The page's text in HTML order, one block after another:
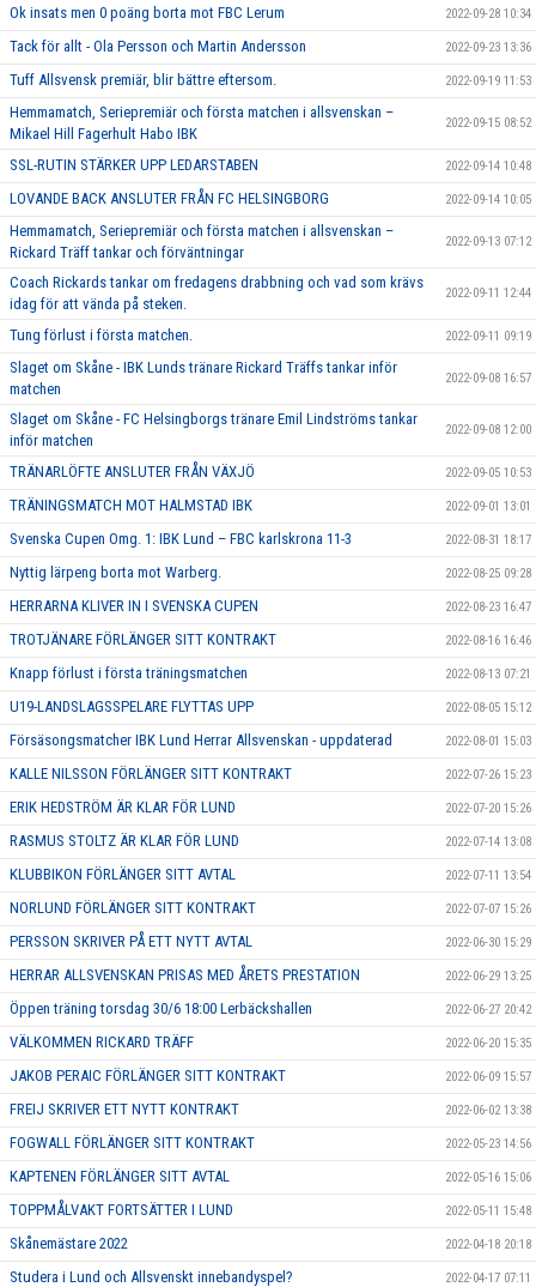
Ok insats men 0 poäng borta mot FBC Lerum 2022-09-28 10:34
Tack för allt - Ola Persson och Martin Andersson 2022-09-23 13:36
Tuff Allsvensk premiär, blir bättre eftersom. 2022-09-19 11:53
Hemmamatch, Seriepremiär och första matchen i allsvenskan –
Mikael Hill Fagerhult Habo IBK
2022-09-15 08:52
SSL-RUTIN STÄRKER UPP LEDARSTABEN 2022-09-14 10:48
LOVANDE BACK ANSLUTER FRÅN FC HELSINGBORG 2022-09-14 10:05
Hemmamatch, Seriepremiär och första matchen i allsvenskan –
Rickard Träff tankar och förväntningar
2022-09-13 07:12
Coach Rickards tankar om fredagens drabbning och vad som krävs
idag för att vända på steken.
2022-09-11 12:44
Tung förlust i första matchen. 2022-09-11 09:19
Slaget om Skåne - IBK Lunds tränare Rickard Träffs tankar inför
matchen
2022-09-08 16:57
Slaget om Skåne - FC Helsingborgs tränare Emil Lindströms tankar
inför matchen
2022-09-08 12:00
TRÄNARLÖFTE ANSLUTER FRÅN VÄXJÖ 2022-09-05 10:53
TRÄNINGSMATCH MOT HALMSTAD IBK 2022-09-01 13:01
Svenska Cupen Omg. 1: IBK Lund – FBC karlskrona 11-3 2022-08-31 18:17
Nyttig lärpeng borta mot Warberg. 2022-08-25 09:28
HERRARNA KLIVER IN I SVENSKA CUPEN 2022-08-23 16:47
TROTJÄNARE FÖRLÄNGER SITT KONTRAKT 2022-08-16 16:46
Knapp förlust i första träningsmatchen 2022-08-13 07:21
U19-LANDSLAGSSPELARE FLYTTAS UPP 2022-08-05 15:12
Försäsongsmatcher IBK Lund Herrar Allsvenskan - uppdaterad 2022-08-01 15:03
KALLE NILSSON FÖRLÄNGER SITT KONTRAKT 2022-07-26 15:23
ERIK HEDSTRÖM ÄR KLAR FÖR LUND 2022-07-20 15:26
RASMUS STOLTZ ÄR KLAR FÖR LUND 2022-07-14 13:08
KLUBBIKON FÖRLÄNGER SITT AVTAL 2022-07-11 13:54
NORLUND FÖRLÄNGER SITT KONTRAKT 2022-07-07 15:26
PERSSON SKRIVER PÅ ETT NYTT AVTAL 2022-06-30 15:29
HERRAR ALLSVENSKAN PRISAS MED ÅRETS PRESTATION 2022-06-29 13:25
Öppen träning torsdag 30/6 18:00 Lerbäckshallen 2022-06-27 20:42
VÄLKOMMEN RICKARD TRÄFF 2022-06-20 15:35
JAKOB PERAIC FÖRLÄNGER SITT KONTRAKT 2022-06-09 15:57
FREIJ SKRIVER ETT NYTT KONTRAKT 2022-06-02 13:38
FOGWALL FÖRLÄNGER SITT KONTRAKT 2022-05-23 14:56
KAPTENEN FÖRLÄNGER SITT AVTAL 2022-05-16 15:06
TOPPMÅLVAKT FORTSÄTTER I LUND 2022-05-11 15:48
Skånemästare 2022 2022-04-18 20:18
Studera i Lund och Allsvenskt innebandyspel? 2022-04-17 07:11